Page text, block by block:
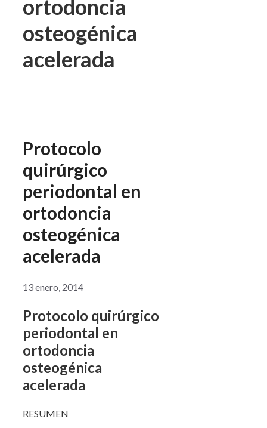
ortodoncia
osteogénica
acelerada
Protocolo
quirúrgico
periodontal en
ortodoncia
osteogénica
acelerada
13 enero, 2014
Protocolo quirúrgico
periodontal en
ortodoncia
osteogénica
acelerada
RESUMEN